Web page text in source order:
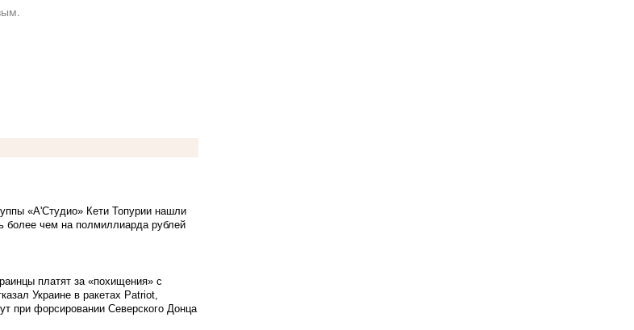
«А'Студио» Кети Топурии нашли
более чем на полмиллиарда рублей
платят за «похищения» с
Украине в ракетах Patriot,
при форсировании Северского Донца